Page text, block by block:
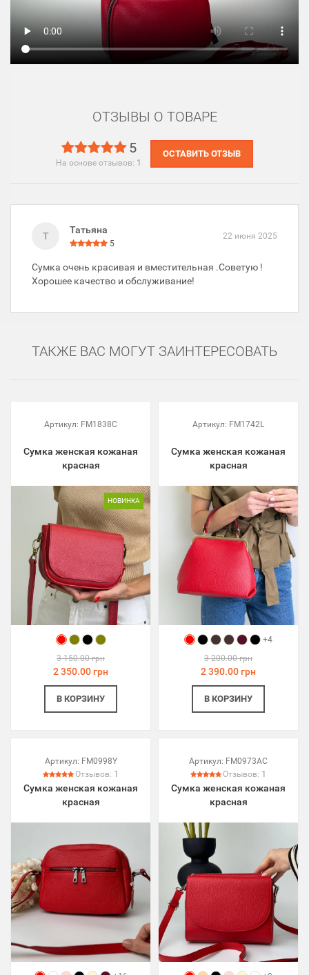
ОТЗЫВЫ О ТОВАРЕ
5
На основе отзывов: 1
ОСТАВИТЬ ОТЗЫВ
Т
Татьяна
5
22 июня 2025
Сумка очень красивая и вместительная .Советую !
Хорошее качество и обслуживание!
ТАКЖЕ ВАС МОГУТ ЗАИНТЕРЕСОВАТЬ
Артикул: FM1838C
Сумка женская кожаная
красная
НОВИНКА
3 150.00 грн
2 350.00 грн
В КОРЗИНУ
Артикул: FM1742L
Сумка женская кожаная
красная
+4
3 200.00 грн
2 390.00 грн
В КОРЗИНУ
Артикул: FM0998Y
Отзывов: 1
Сумка женская кожаная
красная
Артикул: FM0973AC
Отзывов: 1
Сумка женская кожаная
красная